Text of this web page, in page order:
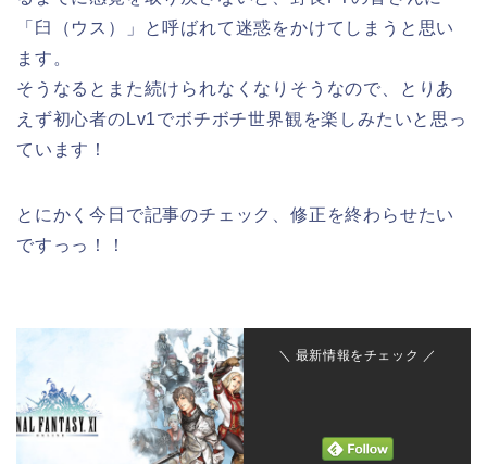
「臼（ウス）」と呼ばれて迷惑をかけてしまうと思い
ます。
そうなるとまた続けられなくなりそうなので、とりあ
えず初心者のLv1でボチボチ世界観を楽しみたいと思っ
ています！
とにかく今日で記事のチェック、修正を終わらせたい
ですっっ！！
＼ 最新情報をチェック ／